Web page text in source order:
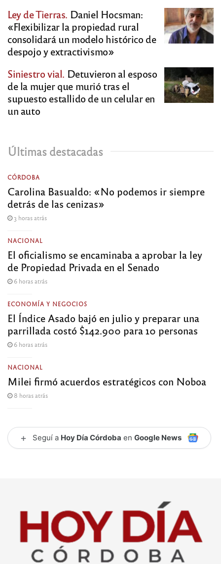
Ley de Tierras. Daniel Hocsman:
«Flexibilizar la propiedad rural
consolidará un modelo histórico de
despojo y extractivismo»
Siniestro vial. Detuvieron al esposo
de la mujer que murió tras el
supuesto estallido de un celular en
un auto
Últimas destacadas
CÓRDOBA
Carolina Basualdo: «No podemos ir siempre
detrás de las cenizas»
3 horas atrás
NACIONAL
El oficialismo se encaminaba a aprobar la ley
de Propiedad Privada en el Senado
6 horas atrás
ECONOMÍA Y NEGOCIOS
El Índice Asado bajó en julio y preparar una
parrillada costó $142.900 para 10 personas
6 horas atrás
NACIONAL
Milei firmó acuerdos estratégicos con Noboa
8 horas atrás
+ Seguí a Hoy Día Córdoba en Google News